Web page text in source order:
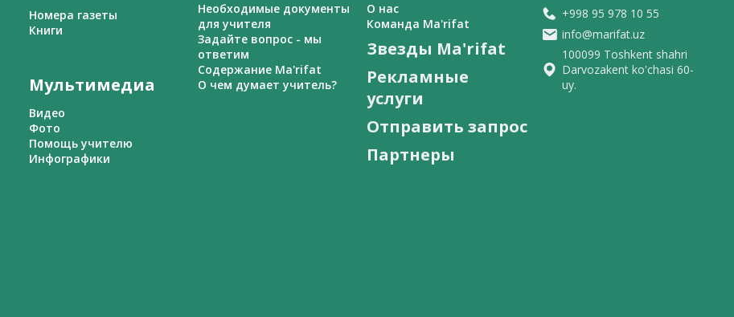
Номера газеты
Книги
Мультимедиа
Видео
Фото
Помощь учителю
Инфографики
Необходимые документы
для учителя
Задайте вопрос - мы
ответим
Содержание Ma'rifat
О чем думает учитель?
О нас
Команда Ma'rifat
Звезды Ma'rifat
Рекламные
услуги
Отправить запрос
Партнеры
+998 95 978 10 55
info@marifat.uz
100099 Toshkent shahri
Darvozakent ko'chasi 60-
uy.